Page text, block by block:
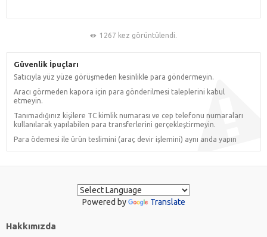
1267 kez görüntülendi.
Güvenlik İpuçları
Satıcıyla yüz yüze görüşmeden kesinlikle para göndermeyin.
Aracı görmeden kapora için para gönderilmesi taleplerini kabul
etmeyin.
Tanımadığınız kişilere TC kimlik numarası ve cep telefonu numaraları
kullanılarak yapılabilen para transferlerini gerçekleştirmeyin.
Para ödemesi ile ürün teslimini (araç devir işlemini) aynı anda yapın
Powered by Translate
Hakkımızda